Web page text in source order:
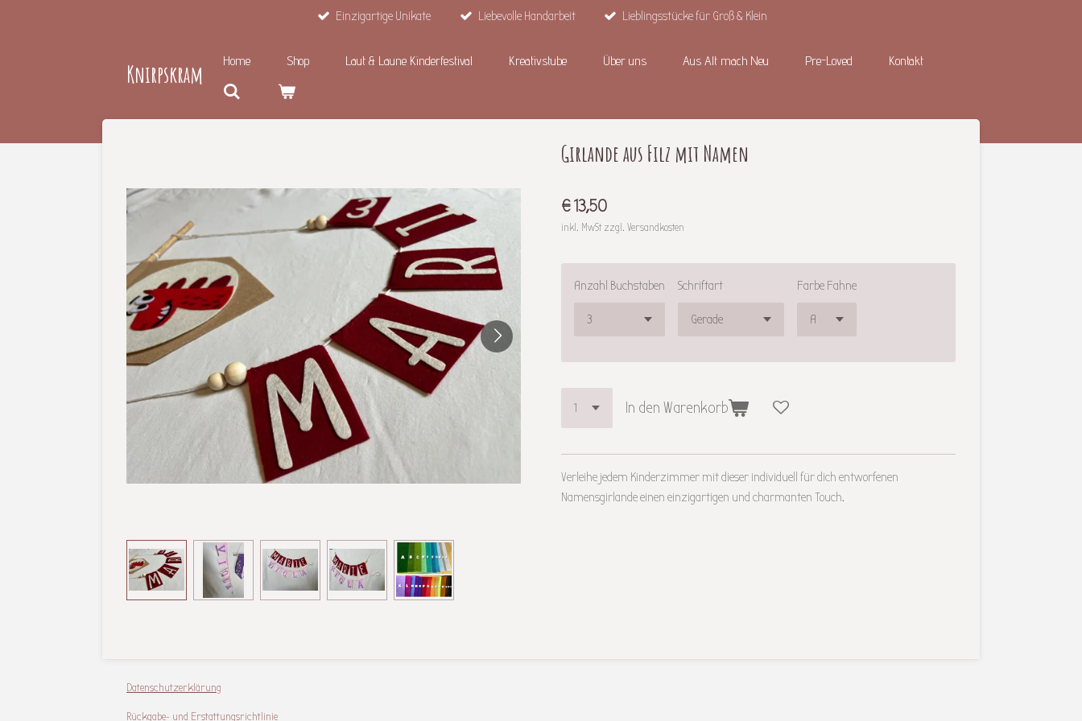
Einzigartige Unikate Liebevolle Handarbeit Lieblingsstücke für Groß & Klein
Knirpskram Home Shop Laut & Laune Kinderfestival Kreativstube Über uns Aus Alt mach Neu Pre-Loved Kontakt
Girlande aus Filz mit Namen
€ 13,50
inkl. MwSt zzgl. Versandkosten
Anzahl Buchstaben Schriftart Farbe Fahne
In den Warenkorb
Verleihe jedem Kinderzimmer mit dieser individuell für dich entworfenen
Namensgirlande einen einzigartigen und charmanten Touch.
Datenschutzerklärung
Rückgabe- und Erstattungsrichtlinie